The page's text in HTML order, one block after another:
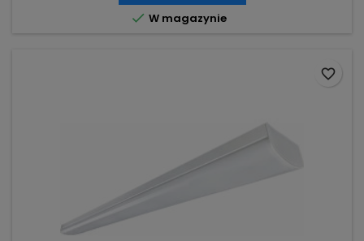
 W magazynie
favorite_border